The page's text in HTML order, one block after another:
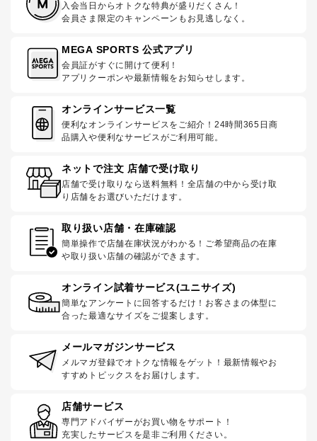
入会当日からオトクな特典が盛りだくさん！
会員さま限定のキャンペーンもお見逃しなく。
MEGA SPORTS 公式アプリ
会員証がすぐに開けて便利！
アプリクーポンや最新情報をお知らせします。
オンラインサービス一覧
便利なオンラインサービスをご紹介！24時間365日商
品購入や便利なサービスがご利用可能。
ネットで注文 店舗で受け取り
店舗で受け取りなら送料無料！全店舗の中から受け取
り店舗をお選びいただけます。
取り扱い店舗・在庫確認
簡単操作で店舗在庫状況がわかる！ご希望商品の在庫
や取り扱い店舗の確認ができます。
オンライン試着サービス(ユニサイズ)
簡単なアンケートに回答するだけ！お客さまの体型に
合った最適なサイズをご提案します。
メールマガジンサービス
メルマガ登録でオトクな情報をゲット！最新情報やお
すすめトピックスをお届けします。
店舗サービス
専門アドバイザーがお買い物をサポート！
充実したサービスを是非ご利用ください。